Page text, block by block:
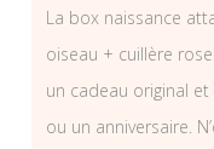
La box naissance
oiseau + cuillère
un cadeau original
ou un anniversaire.